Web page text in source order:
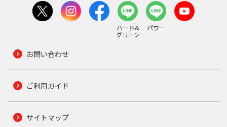
ハード&
グリーン
パワー
お問い合わせ
ご利用ガイド
サイトマップ